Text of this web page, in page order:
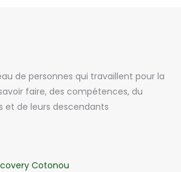
de personnes qui travaillent pour la
faire, des compétences, du
et de leurs descendants
Cotonou